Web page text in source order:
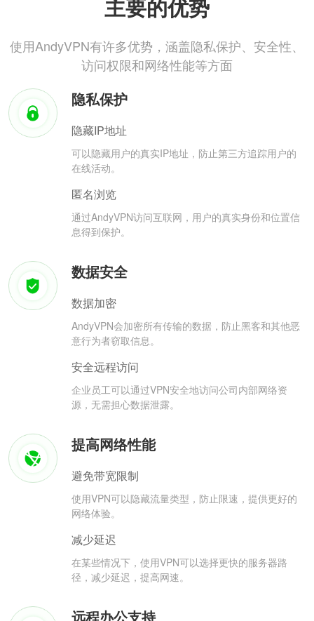
主要的优势
使用AndyVPN有许多优势，涵盖隐私保护、安全性、
访问权限和网络性能等方面
隐私保护
隐藏IP地址
可以隐藏用户的真实IP地址，防止第三方追踪用户的
在线活动。
匿名浏览
通过AndyVPN访问互联网，用户的真实身份和位置信
息得到保护。
数据安全
数据加密
AndyVPN会加密所有传输的数据，防止黑客和其他恶
意行为者窃取信息。
安全远程访问
企业员工可以通过VPN安全地访问公司内部网络资
源，无需担心数据泄露。
提高网络性能
避免带宽限制
使用VPN可以隐藏流量类型，防止限速，提供更好的
网络体验。
减少延迟
在某些情况下，使用VPN可以选择更快的服务器路
径，减少延迟，提高网速。
远程办公支持